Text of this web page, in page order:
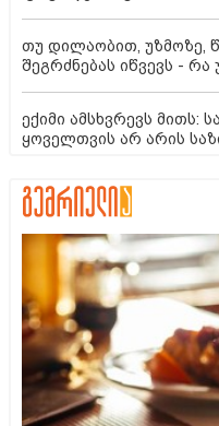
თუ დილაობით, უზმოზე,
შეგრძნებას იწვევს -
ექიმი ამსხვრევს
ყოველთვის არ არის